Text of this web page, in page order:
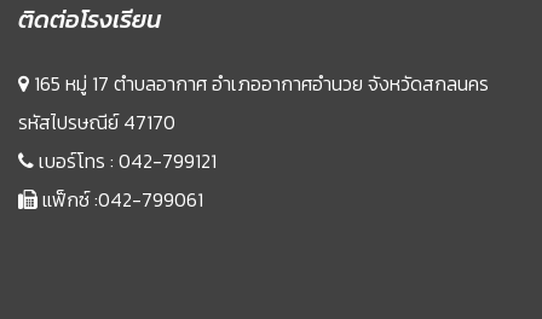
ติดต่อโรงเรียน
165 หมู่ 17 ตำบลอากาศ อำเภออากาศอำนวย จังหวัดสกลนคร
รหัสไปรษณีย์ 47170
เบอร์โทร : 042-799121
แฟ็กซ์ :042-799061